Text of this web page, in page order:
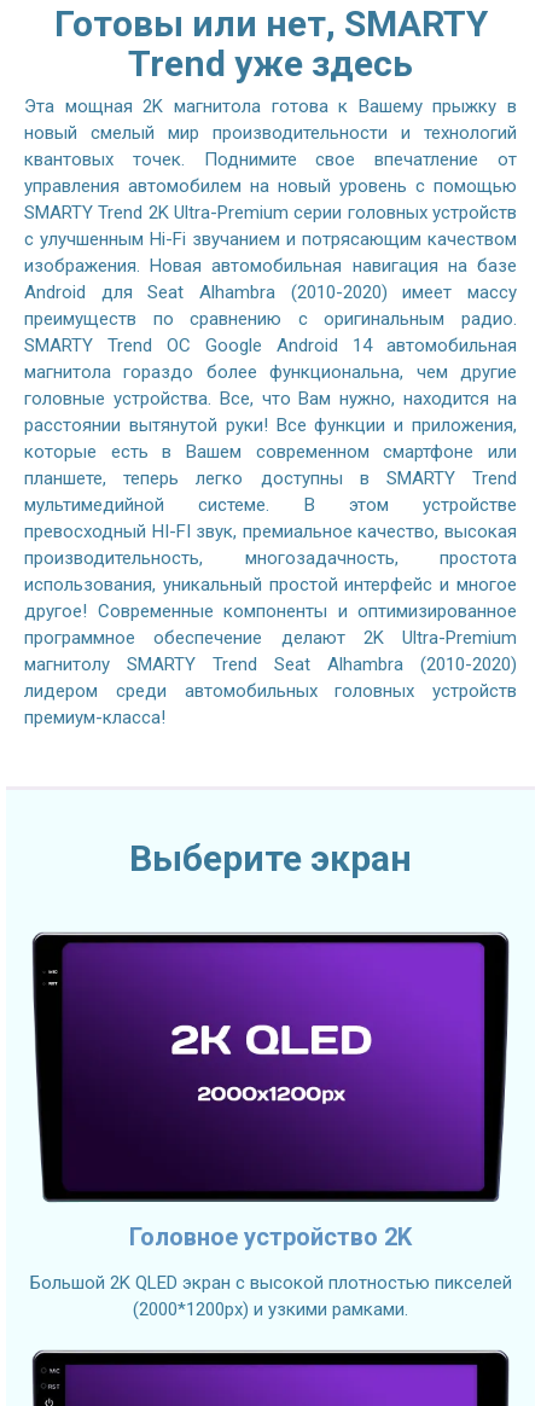
Готовы или нет, SMARTY
Trend уже здесь
Эта мощная 2K магнитола готова к Вашему прыжку в
новый смелый мир производительности и технологий
квантовых точек. Поднимите свое впечатление от
управления автомобилем на новый уровень с помощью
SMARTY Trend 2K Ultra-Premium серии головных устройств
с улучшенным Hi-Fi звучанием и потрясающим качеством
изображения. Новая автомобильная навигация на базе
Android для Seat Alhambra (2010-2020) имеет массу
преимуществ по сравнению с оригинальным радио.
SMARTY Trend ОС Google Android 14 автомобильная
магнитола гораздо более функциональна, чем другие
головные устройства. Все, что Вам нужно, находится на
расстоянии вытянутой руки! Все функции и приложения,
которые есть в Вашем современном смартфоне или
планшете, теперь легко доступны в SMARTY Trend
мультимедийной системе. В этом устройстве
превосходный HI-FI звук, премиальное качество, высокая
производительность, многозадачность, простота
использования, уникальный простой интерфейс и многое
другое! Современные компоненты и оптимизированное
программное обеспечение делают 2K Ultra-Premium
магнитолу SMARTY Trend Seat Alhambra (2010-2020)
лидером среди автомобильных головных устройств
премиум-класса!
Выберите экран
Головное устройство 2K
Большой 2K QLED экран с высокой плотностью пикселей
(2000*1200px) и узкими рамками.